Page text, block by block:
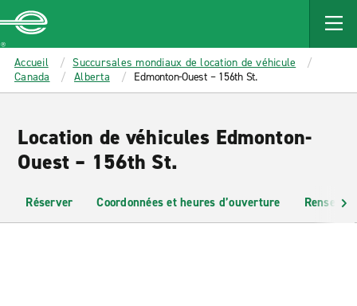
MAIN
CONTENT
Enterprise
Accueil
Succursales mondiaux de location de véhicule
Canada
Alberta Edmonton-Ouest – 156th St.
Location de véhicules Edmonton-
Ouest – 156th St.
Réserver Coordonnées et heures d’ouverture